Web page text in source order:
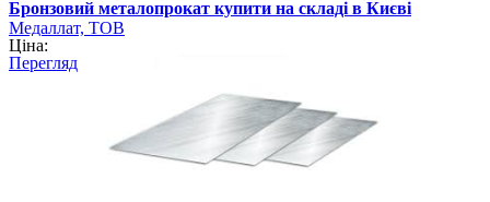
Бронзовий металопрокат купити на складі в Києві
Медаллат, ТОВ
Ціна:
Перегляд